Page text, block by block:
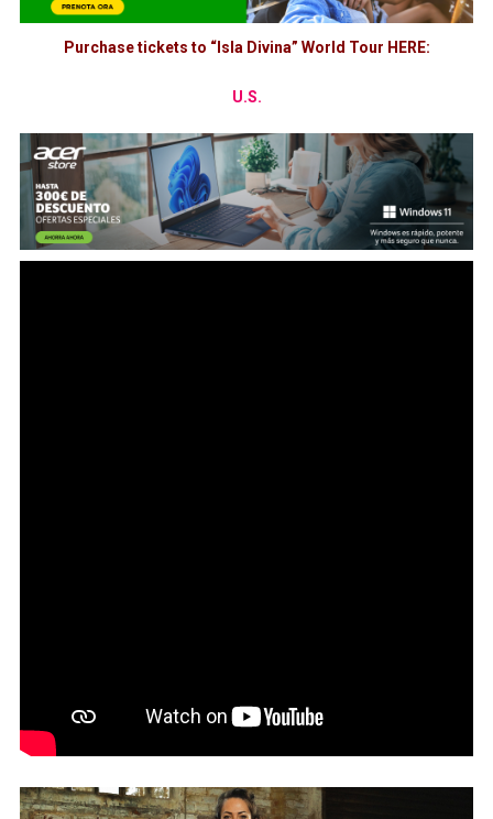
Purchase tickets to “Isla Divina” World Tour HERE:
U.S.